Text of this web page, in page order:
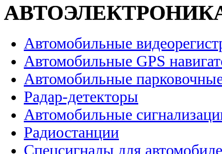
Автомобильные
Автомобильные GPS
Автомобильные
Радар-детекторы
Автомобильные
Радиостанции
Спецсигналы для